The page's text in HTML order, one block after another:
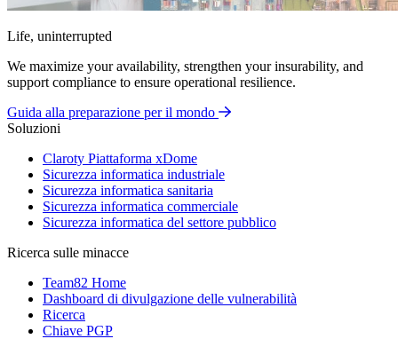
Life, uninterrupted
We maximize your availability, strengthen your insurability, and
support compliance to ensure operational resilience.
Guida alla preparazione per il mondo
Soluzioni
Claroty Piattaforma xDome
Sicurezza informatica industriale
Sicurezza informatica sanitaria
Sicurezza informatica commerciale
Sicurezza informatica del settore pubblico
Ricerca sulle minacce
Team82 Home
Dashboard di divulgazione delle vulnerabilità
Ricerca
Chiave PGP